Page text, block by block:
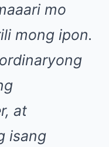
mo
mong ipon.
at
isang